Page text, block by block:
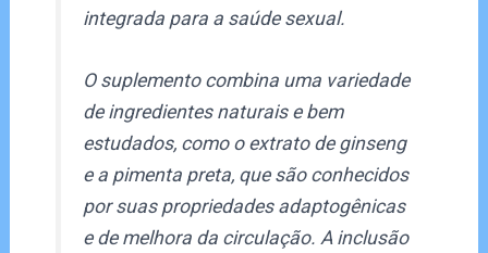
integrada para a saúde sexual.
O suplemento combina uma variedade
de ingredientes naturais e bem
estudados, como o extrato de ginseng
e a pimenta preta, que são conhecidos
por suas propriedades adaptogênicas
e de melhora da circulação. A inclusão